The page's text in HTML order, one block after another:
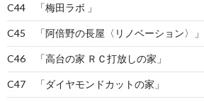
C44 「梅田ラボ 」
C45 「阿倍野の長屋〈リノベーション〉」
C46 「高台の家 ＲＣ打放しの家」
C47 「ダイヤモンドカットの家」